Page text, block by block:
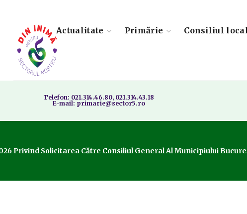
Actualitate Primărie Consiliul
Telefon: 021.314.46.80, 021.314.43.18
E-mail: primarie@sector5.ro
Privind Solicitarea Către Consiliul General Al Municipiului